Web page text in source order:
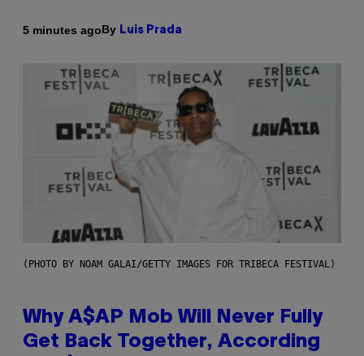
5 minutes agoBy Luis Prada
(PHOTO BY NOAM GALAI/GETTY IMAGES FOR TRIBECA FESTIVAL)
Why A$AP Mob Will Never Fully
Get Back Together, According